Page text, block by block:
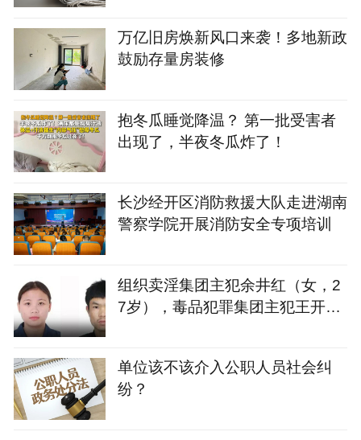
万亿旧房焕新风口来袭！多地新政
鼓励存量房装修
抱冬瓜睡觉降温？ 第一批受害者
出现了，半夜冬瓜炸了！
长沙经开区消防救援大队走进湖南
警察学院开展消防安全专项培训
组织卖淫集团主犯余井红（女，2
7岁），毒品犯罪集团主犯王开坚
单位该不该介入公职人员社会纠
纷？